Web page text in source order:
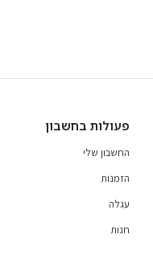
פעולות בחשבון
החשבון שלי
הזמנות
עגלה
חנות